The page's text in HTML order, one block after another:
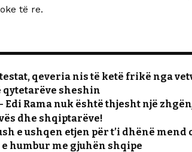
të re.
qeveria nis të ketë frikë nga
qytetarëve sheshin
– Edi Rama nuk është thjesht një
dhe shqiptarëve!
e ushqen etjen për t’i dhënë
e humbur me gjuhën shqipe